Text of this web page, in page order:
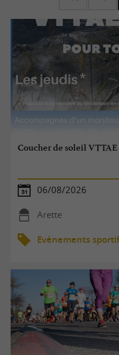
Coucher de soleil VTTAE
06/08/2026
Arette
Evènements